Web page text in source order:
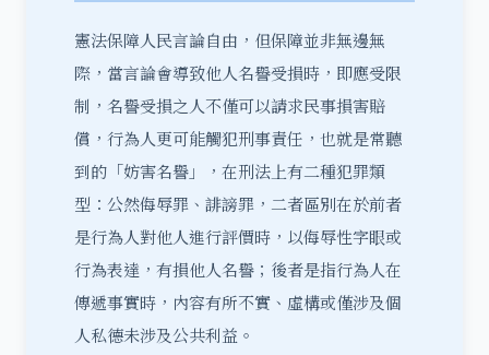
憲法保障人民言論自由 ，但保障並非無邊無
際，當言論會導致他人名譽受損時，即應受限
制，名譽受損之人不僅可以請求民事損害賠
償，行為人更可能觸犯刑事責任，也就是常聽
到的「妨害名譽」，在刑法上有二種犯罪類
型：公然侮辱罪、誹謗罪，二者區別在於前者
是行為人對他人進行評價時，以侮辱性字眼或
行為表達，有損他人名譽；後者是指行為人在
傳遞事實時，內容有所不實、虛構或僅涉及個
人私德未涉及公共利益。